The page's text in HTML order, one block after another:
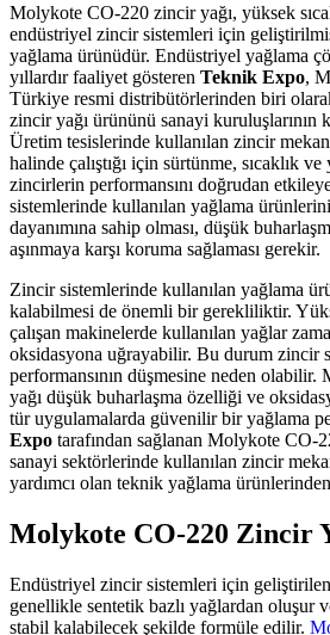
Molykote CO-220 zincir yağı, yüksek
endüstriyel zincir sistemleri için
yağlama ürünüdür. Endüstriyel yağlama
yıllardır faaliyet gösteren Teknik Expo,
Türkiye resmi distribütörlerinden biri
zincir yağı ürününü sanayi kuruluşlarının
Üretim tesislerinde kullanılan zincir
halinde çalıştığı için sürtünme, sıcaklık
zincirlerin performansını doğrudan
sistemlerinde kullanılan yağlama
dayanımına sahip olması, düşük
aşınmaya karşı koruma sağlaması gerekir.
Zincir sistemlerinde kullanılan yağlama
kalabilmesi de önemli bir gerekliliktir.
çalışan makinelerde kullanılan yağlar
oksidasyona uğrayabilir. Bu durum zincir
performansının düşmesine neden
yağı düşük buharlaşma özelliği ve
tür uygulamalarda güvenilir bir yağlama
Expo tarafından sağlanan Molykote CO-
sanayi sektörlerinde kullanılan zincir
yardımcı olan teknik yağlama
Molykote CO-220 Zincir
Endüstriyel zincir sistemleri için
genellikle sentetik bazlı yağlardan oluşur
stabil kalabilecek şekilde formüle edilir.